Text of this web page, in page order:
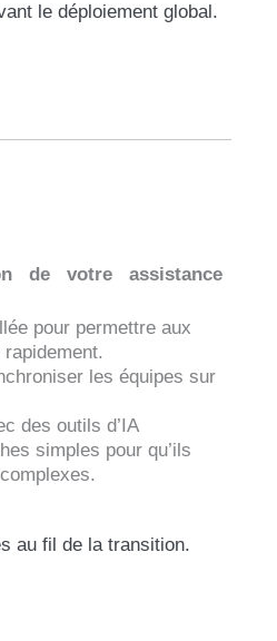
le déploiement global.
de votre assistance
pour permettre aux
les équipes sur
des outils d’IA
simples pour qu’ils
au fil de la transition.